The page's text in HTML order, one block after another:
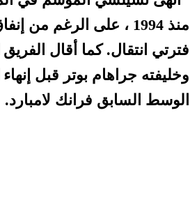
فترتي انتقال. كما أقال
وخليفته جراهام بوتر قبل
الوسط السابق فرانك لامبارد.